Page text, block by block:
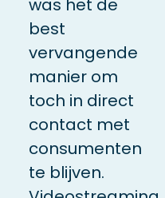
was het de
best
vervangende
manier om
toch in direct
contact met
consumenten
te blijven.